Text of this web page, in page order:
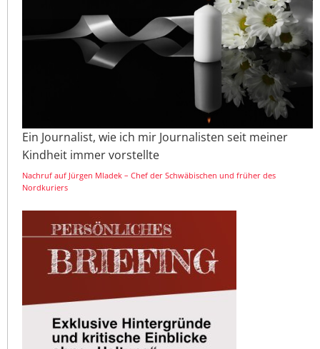
Ein Journalist, wie ich mir Journalisten seit meiner
Kindheit immer vorstellte
Nachruf auf Jürgen Mladek – Chef der Schwäbischen und früher des
Nordkuriers